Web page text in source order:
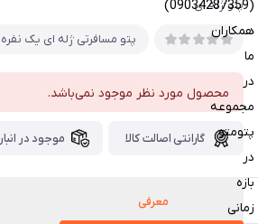
(09034287359)
همکاران
ما
در
مجموعه
پتومتو
در
بازه
زمانی
پتو ژله ای
پتو مسافرتی ژله ای یک نفره
محصول مورد نظر موجود نمی‌باشد.
گارانتی اصالت کالا موجود در انبار
معرفی